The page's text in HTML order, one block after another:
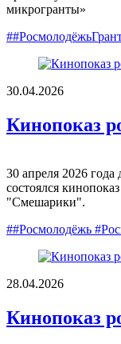
микрогранты»
30.04.2026
Кинопоказ
30 апреля 2026
состоялся
"Смешарики".
##Росмолодёжь
28.04.2026
Кинопоказ